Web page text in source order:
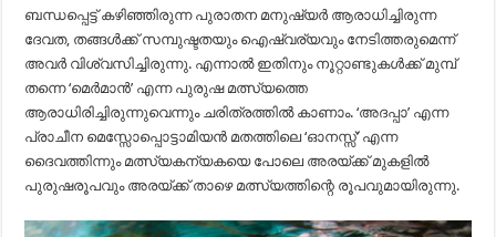
ബന്ധപ്പെട്ട്‌ കഴിഞ്ഞിരുന്ന പുരാതന മനുഷ്യർ ആരാധിച്ചിരുന്ന
ദേവത, തങ്ങൾക്ക്‌ സമ്പുഷ്ടതയും ഐഷ്വര്യവും നേടിത്തരുമെന്ന്
അവർ വിശ്വസിച്ചിരുന്നു. എന്നാൽ ഇതിനും നൂറ്റാണ്ടുകൾക്ക്‌ മുമ്പ്‌
തന്നെ ‘മെർമാൻ’ എന്ന പുരുഷ മത്സ്യത്തെ
ആരാധിരിച്ചിരുന്നുവെന്നും ചരിത്രത്തിൽ കാണാം. ‘അദപ്പാ’ എന്ന
പ്രാചീന മെസ്സോപ്പൊട്ടാമിയൻ മതത്തിലെ ‘ഓനസ്സ്‌’ എന്ന
ദൈവത്തിന്നും മത്സ്യകന്യകയെ പോലെ അരയ്‌ക്ക്‌ മുകളിൽ
പുരുഷരൂപവും അരയ്‌ക്ക്‌ താഴെ മത്സ്യത്തിന്റെ രൂപവുമായിരുന്നു.